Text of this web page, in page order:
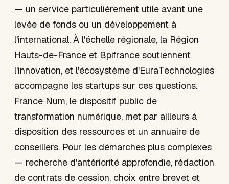
— un service particulièrement utile avant une
levée de fonds ou un développement à
l'international. À l'échelle régionale, la Région
Hauts-de-France et Bpifrance soutiennent
l'innovation, et l'écosystème d'EuraTechnologies
accompagne les startups sur ces questions.
France Num, le dispositif public de
transformation numérique, met par ailleurs à
disposition des ressources et un annuaire de
conseillers. Pour les démarches plus complexes
— recherche d'antériorité approfondie, rédaction
de contrats de cession, choix entre brevet et